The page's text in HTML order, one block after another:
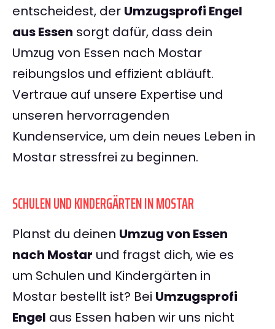
entscheidest, der Umzugsprofi Engel
aus Essen sorgt dafür, dass dein
Umzug von Essen nach Mostar
reibungslos und effizient abläuft.
Vertraue auf unsere Expertise und
unseren hervorragenden
Kundenservice, um dein neues Leben in
Mostar stressfrei zu beginnen.
SCHULEN UND KINDERGÄRTEN IN MOSTAR
Planst du deinen Umzug von Essen
nach Mostar und fragst dich, wie es
um Schulen und Kindergärten in
Mostar bestellt ist? Bei Umzugsprofi
Engel aus Essen haben wir uns nicht